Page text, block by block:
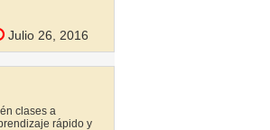
Julio 26, 2016
clases a
rápido y